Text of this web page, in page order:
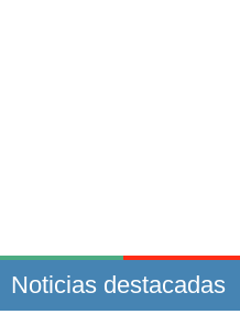
Noticias destacadas